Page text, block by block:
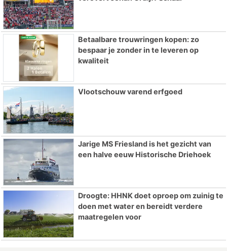
Betaalbare trouwringen kopen: zo
bespaar je zonder in te leveren op
kwaliteit
Vlootschouw varend erfgoed
Jarige MS Friesland is het gezicht van
een halve eeuw Historische Driehoek
Droogte: HHNK doet oproep om zuinig te
doen met water en bereidt verdere
maatregelen voor